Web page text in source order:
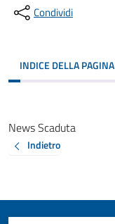
Condividi
INDICE DELLA PAGINA
News Scaduta
Indietro